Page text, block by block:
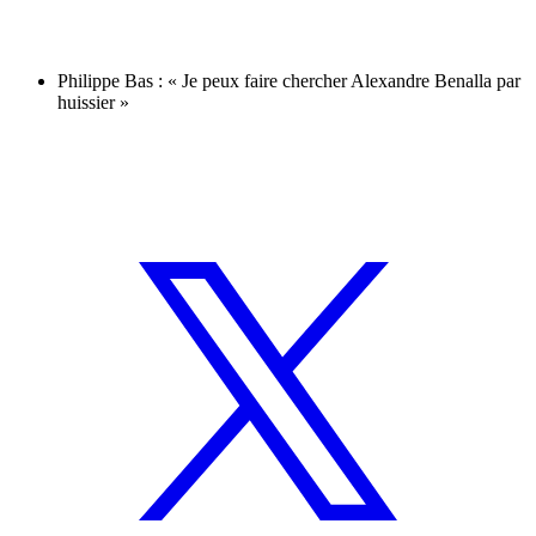
Philippe Bas : « Je peux faire chercher Alexandre Benalla par
huissier »